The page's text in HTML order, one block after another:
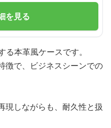
を見る
本革風ケースです。
徴で、ビジネスシーンでの
現しながらも、耐久性と扱